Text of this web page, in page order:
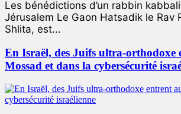
Les bénédictions d’un rabbin
Jérusalem Le Gaon Hatsadik le Rav
Shlita, est...
En Israël, des Juifs ultra-orthodoxe
Mossad et dans la cybersécurité